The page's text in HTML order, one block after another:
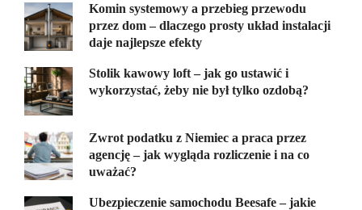
Komin systemowy a przebieg przewodu
przez dom – dlaczego prosty układ instalacji
daje najlepsze efekty
Stolik kawowy loft – jak go ustawić i
wykorzystać, żeby nie był tylko ozdobą?
Zwrot podatku z Niemiec a praca przez
agencję – jak wygląda rozliczenie i na co
uważać?
Ubezpieczenie samochodu Beesafe – jakie